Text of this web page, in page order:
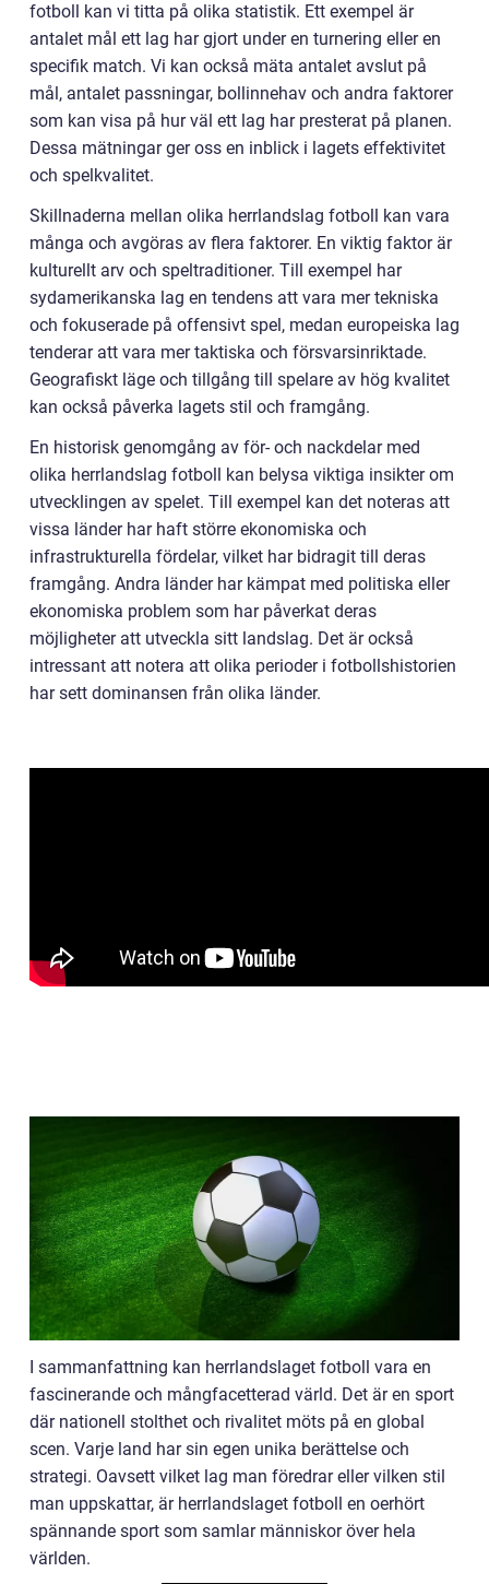
fotboll kan vi titta på olika statistik. Ett exempel är
antalet mål ett lag har gjort under en turnering eller en
specifik match. Vi kan också mäta antalet avslut på
mål, antalet passningar, bollinnehav och andra faktorer
som kan visa på hur väl ett lag har presterat på planen.
Dessa mätningar ger oss en inblick i lagets effektivitet
och spelkvalitet.
Skillnaderna mellan olika herrlandslag fotboll kan vara
många och avgöras av flera faktorer. En viktig faktor är
kulturellt arv och speltraditioner. Till exempel har
sydamerikanska lag en tendens att vara mer tekniska
och fokuserade på offensivt spel, medan europeiska lag
tenderar att vara mer taktiska och försvarsinriktade.
Geografiskt läge och tillgång till spelare av hög kvalitet
kan också påverka lagets stil och framgång.
En historisk genomgång av för- och nackdelar med
olika herrlandslag fotboll kan belysa viktiga insikter om
utvecklingen av spelet. Till exempel kan det noteras att
vissa länder har haft större ekonomiska och
infrastrukturella fördelar, vilket har bidragit till deras
framgång. Andra länder har kämpat med politiska eller
ekonomiska problem som har påverkat deras
möjligheter att utveckla sitt landslag. Det är också
intressant att notera att olika perioder i fotbollshistorien
har sett dominansen från olika länder.
I sammanfattning kan herrlandslaget fotboll vara en
fascinerande och mångfacetterad värld. Det är en sport
där nationell stolthet och rivalitet möts på en global
scen. Varje land har sin egen unika berättelse och
strategi. Oavsett vilket lag man föredrar eller vilken stil
man uppskattar, är herrlandslaget fotboll en oerhört
spännande sport som samlar människor över hela
världen.